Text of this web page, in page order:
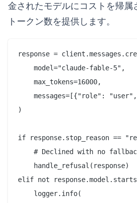
金されたモデルにコストを帰属
トークン数を提供します。
response =
    model="claude-fable-5",
    max_tokens=16000,
messages=[{"role":
)
if response.stop_reason ==
# Declined with no
    handle_refusal(response)
elif not
    logger.info(